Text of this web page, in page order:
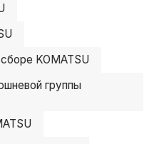
KOMATSU
группы